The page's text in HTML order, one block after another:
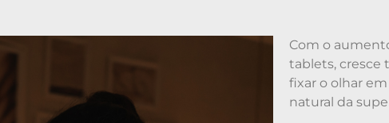
Com o
tablets, cresce
fixar o olhar
natural da